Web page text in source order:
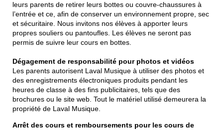
leurs parents de retirer leurs bottes ou couvre-chaussures à
l’entrée et ce, afin de conserver un environnement propre, sec
et sécuritaire. Nous invitons nos élèves à apporter leurs
propres souliers ou pantoufles. Les élèves ne seront pas
permis de suivre leur cours en bottes.
Dégagement de responsabilité pour photos et vidéos
Les parents autorisent Laval Musique à utiliser des photos et
des enregistrements électroniques produits pendant les
heures de classe à des fins publicitaires, tels que des
brochures ou le site web. Tout le matériel utilisé demeurera la
propriété de Laval Musique.
Arrêt des cours et remboursements pour les cours de